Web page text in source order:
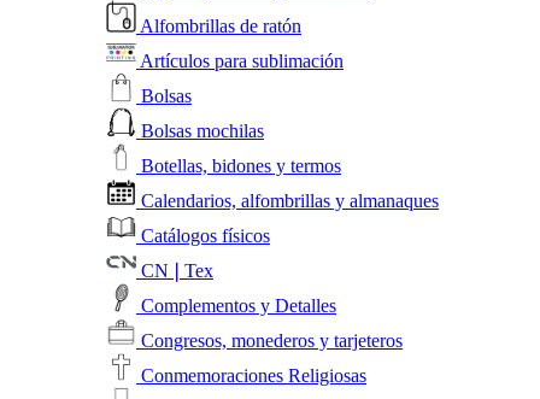
Alfombrillas de ratón
Artículos para sublimación
Bolsas
Bolsas mochilas
Botellas, bidones y termos
Calendarios, alfombrillas y almanaques
Catálogos físicos
CN❘Tex
Complementos y Detalles
Congresos, monederos y tarjeteros
Conmemoraciones Religiosas